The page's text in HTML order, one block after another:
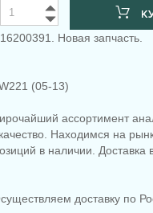
Новая запчасть.
(05-13)
ассортимент
Находимся на
в наличии.
доставку по